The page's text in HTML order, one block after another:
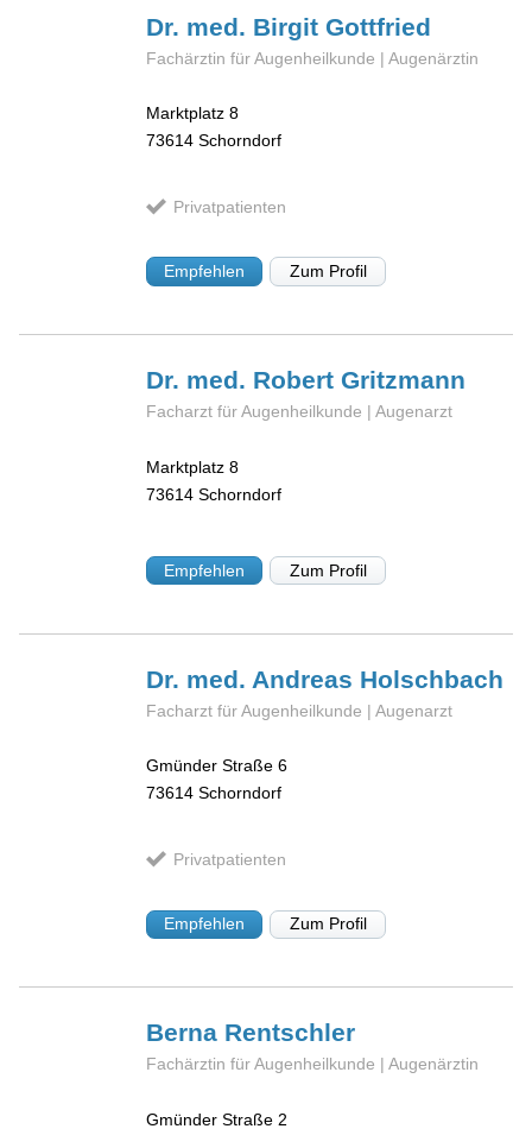
Dr. med. BirgitGottfried
Fachärztin für Augenheilkunde | Augenärztin
Marktplatz 8
73614 Schorndorf
Privatpatienten
Empfehlen Zum Profil
Dr. med. RobertGritzmann
Facharzt für Augenheilkunde | Augenarzt
Marktplatz 8
73614 Schorndorf
Empfehlen Zum Profil
Dr. med. Andreas Holschbach
Facharzt für Augenheilkunde | Augenarzt
Gmünder Straße 6
73614 Schorndorf
Privatpatienten
Empfehlen Zum Profil
Berna Rentschler
Fachärztin für Augenheilkunde | Augenärztin
Gmünder Straße 2